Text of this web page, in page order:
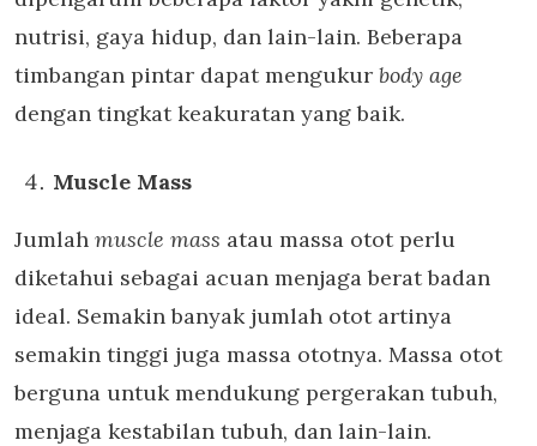
nutrisi, gaya hidup, dan lain-lain. Beberapa
timbangan pintar dapat mengukur body age
dengan tingkat keakuratan yang baik.
Muscle Mass
Jumlah muscle mass atau massa otot perlu
diketahui sebagai acuan menjaga berat badan
ideal. Semakin banyak jumlah otot artinya
semakin tinggi juga massa ototnya. Massa otot
berguna untuk mendukung pergerakan tubuh,
menjaga kestabilan tubuh, dan lain-lain.